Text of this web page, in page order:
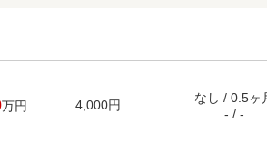
万円 4,000円
なし / 0.5ヶ
- / -